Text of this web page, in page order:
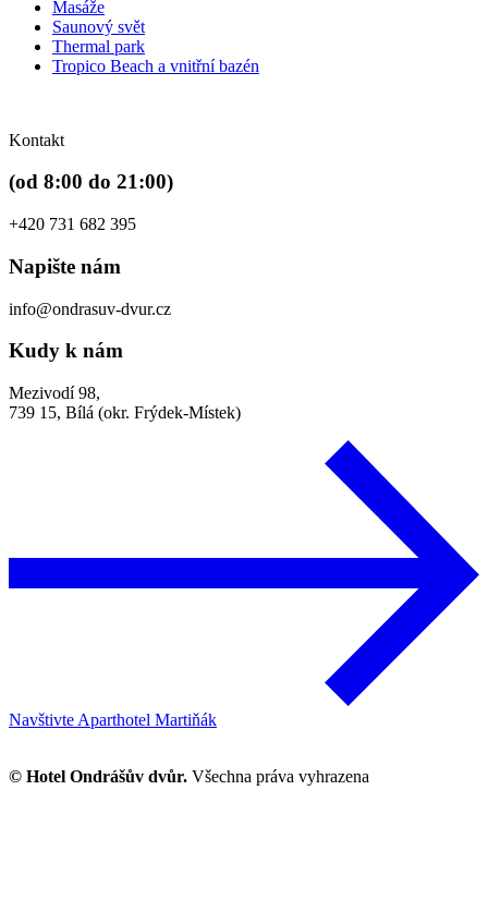
Masáže
Saunový svět
Thermal park
Tropico Beach a vnitřní bazén
Kontakt
(od 8:00 do 21:00)
+420 731 682 395
Napište nám
info@ondrasuv-dvur.cz
Kudy k nám
Mezivodí 98,
739 15, Bílá (okr. Frýdek-Místek)
Navštivte Aparthotel Martiňák
© Hotel Ondrášův dvůr. Všechna práva vyhrazena